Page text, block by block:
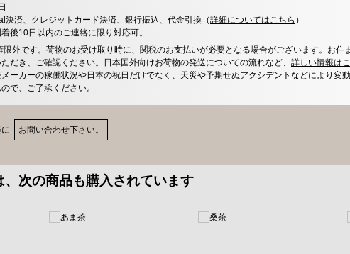
決済、クレジットカード決済、銀行振込、代金引換（詳細についてはこちら ）
後10日以内のご連絡に限り対応可。
外です。荷物のお受け取り時に、関税のお支払いが必要となる場合がございます。お住
だき、ご確認ください。日本国外向けお荷物の発送についての流れなど、 詳しい情報は
ーカーの稼働状況や日本の祝日だけでなく、天災や予期せぬアクシデントなどにより変
で、ご了承ください。
お問い合わせ下さい。
次の商品も購入されています